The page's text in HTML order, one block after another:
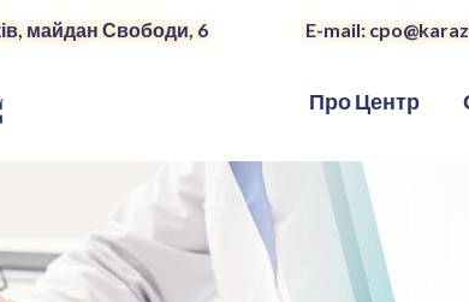
майдан Свободи, 6 E-mail:
Про Центр